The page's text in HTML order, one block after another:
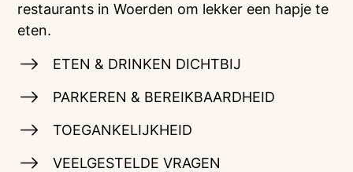
restaurants in Woerden om lekker een hapje te
eten.
ETEN & DRINKEN DICHTBIJ
PARKEREN & BEREIKBAARDHEID
TOEGANKELIJKHEID
VEELGESTELDE VRAGEN